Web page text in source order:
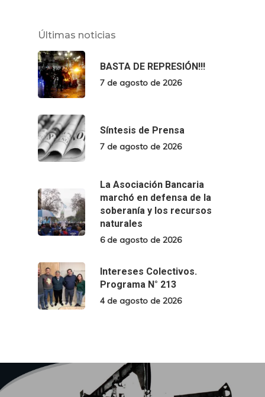
Últimas noticias
BASTA DE REPRESIÓN!!!
7 de agosto de 2026
Síntesis de Prensa
7 de agosto de 2026
La Asociación Bancaria
marchó en defensa de la
soberanía y los recursos
naturales
6 de agosto de 2026
Intereses Colectivos.
Programa N° 213
4 de agosto de 2026